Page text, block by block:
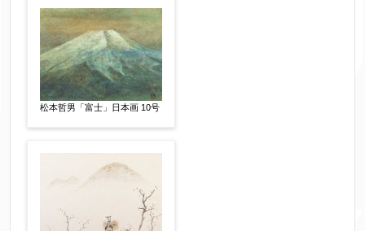
限定番号 【任意】
制作年 【任意】
【任意】
すぐに売りたい
松本哲男「富士」日本画 10号